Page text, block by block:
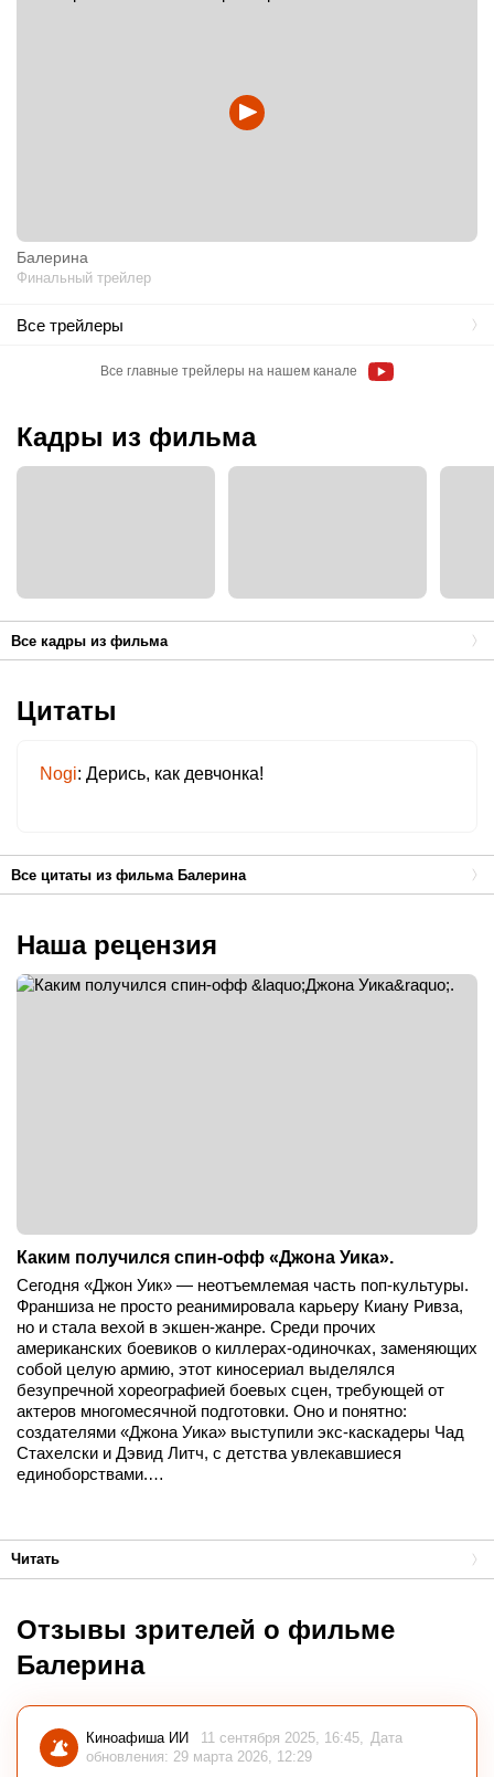
Балерина
Финальный трейлер
Все трейлеры
Все главные трейлеры на нашем канале
Кадры из фильма
Все кадры из фильма
Цитаты
Nogi Дерись, как девчонка!
Все цитаты из фильма Балерина
Наша рецензия
Каким получился спин-офф «Джона Уика».
Сегодня «Джон Уик» — неотъемлемая часть поп-культуры.
Франшиза не просто реанимировала карьеру Киану Ривза,
но и стала вехой в экшен-жанре. Среди прочих
американских боевиков о киллерах-одиночках, заменяющих
собой целую армию, этот киносериал выделялся
безупречной хореографией боевых сцен, требующей от
актеров многомесячной подготовки. Оно и понятно:
создателями «Джона Уика» выступили экс-каскадеры Чад
Стахелски и Дэвид Литч, с детства увлекавшиеся
единоборствами.…
Читать
Отзывы зрителей о фильме
Балерина
Киноафиша ИИ 11 сентября 2025, 16:45
Дата
обновления: 29 марта 2026, 12:29